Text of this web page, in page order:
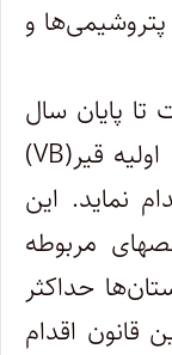
و
پایان سال
۱۳۹۷ نسبت به تحویل کامل مواد اولیه قیر(VB)
نماید. این
مربوطه
حداکثر
قانون اقدام